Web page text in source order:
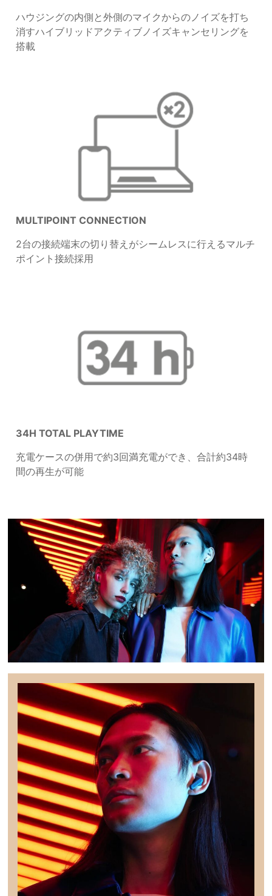
ハウジングの内側と外側のマイクからのノイズを打ち
消すハイブリッドアクティブノイズキャンセリングを
搭載
MULTIPOINT CONNECTION
2台の接続端末の切り替えがシームレスに行えるマルチ
ポイント接続採用
34H TOTAL PLAYTIME
充電ケースの併用で約3回満充電ができ、合計約34時
間の再生が可能